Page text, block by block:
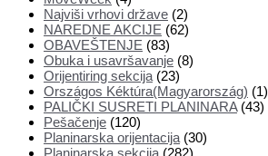
Najviši vrhovi države (2)
NAREDNE AKCIJE (62)
OBAVEŠTENJE (83)
Obuka i usavršavanje (8)
Orijentiring sekcija (23)
Országos Kéktúra(Magyarország) (1)
PALIČKI SUSRETI PLANINARA(43)
Pešačenje (120)
Planinarska orijentacija (30)
Planinarska sekcija (282)